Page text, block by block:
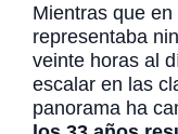
Mientras que
representaba
veinte horas al
escalar en las
panorama ha